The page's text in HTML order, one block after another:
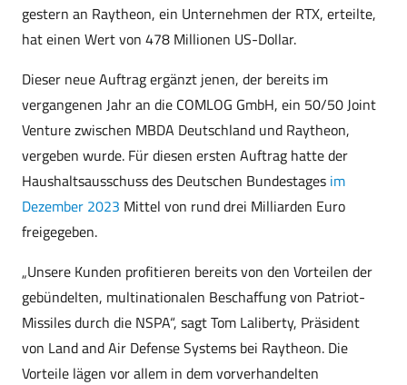
gestern an Raytheon, ein Unternehmen der RTX, erteilte,
hat einen Wert von 478 Millionen US-Dollar.
Dieser neue Auftrag ergänzt jenen, der bereits im
vergangenen Jahr an die COMLOG GmbH, ein 50/50 Joint
Venture zwischen MBDA Deutschland und Raytheon,
vergeben wurde. Für diesen ersten Auftrag hatte der
Haushaltsausschuss des Deutschen Bundestages im
Dezember 2023 Mittel von rund drei Milliarden Euro
freigegeben.
„Unsere Kunden profitieren bereits von den Vorteilen der
gebündelten, multinationalen Beschaffung von Patriot-
Missiles durch die NSPA“, sagt Tom Laliberty, Präsident
von Land and Air Defense Systems bei Raytheon. Die
Vorteile lägen vor allem in dem vorverhandelten